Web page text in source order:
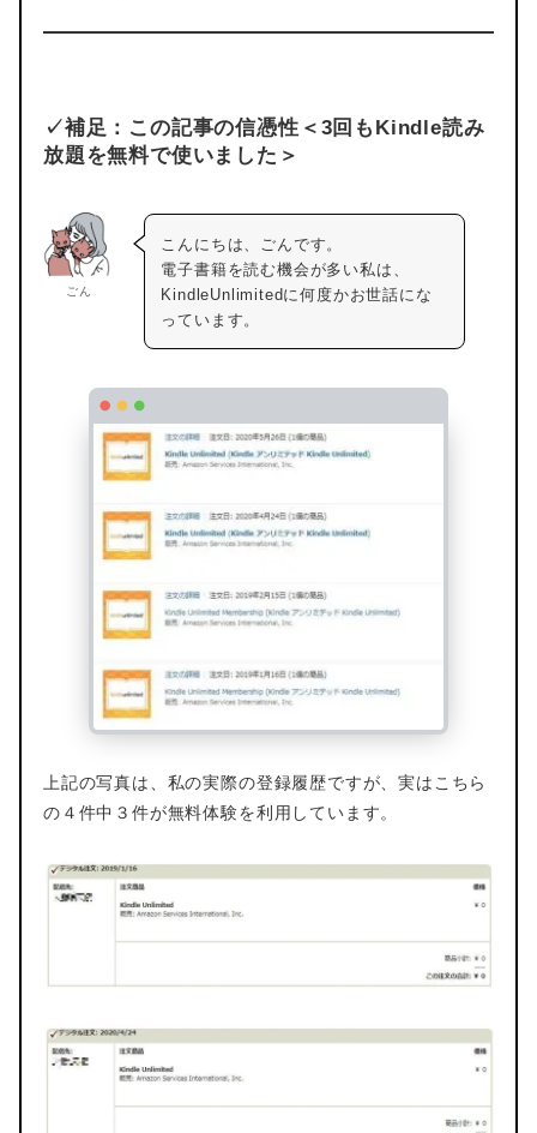
✓補足：この記事の信憑性＜3回もKindle読み
放題を無料で使いました＞
ごん
こんにちは、ごんです。
電子書籍を読む機会が多い私は、
KindleUnlimitedに何度かお世話にな
っています。
上記の写真は、私の実際の登録履歴ですが、実はこちら
の４件中３件が無料体験を利用しています。